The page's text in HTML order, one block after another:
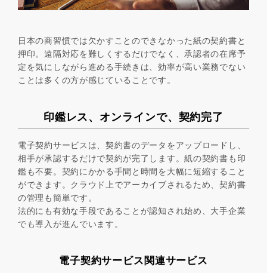
日本の商習慣では欠かすことのできなかった紙の契約書と
押印。遠隔対応を難しくするだけでなく、承認者の在席予
定を気にしながら進める手続きは、効率が高い業務でない
ことは多くの方が感じていることです。
印鑑レス、オンラインで、契約完了
電子契約サービスは、契約書のデータをアップロードし、
相手が承認するだけで契約が完了します。紙の契約書も印
鑑も不要。契約にかかる手間と時間を大幅に短縮すること
ができます。クラウド上でアーカイブされるため、契約書
の管理も簡単です。
法的にも有効な手段であることが認知され始め、大手企業
でも導入が進んでいます。
電子契約サービス関連サービス